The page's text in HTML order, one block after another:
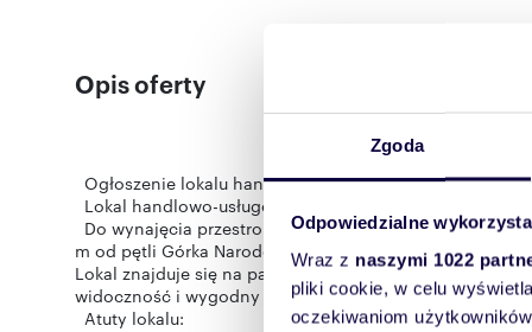
Zgoda
Odpowiedzialne
Wraz z naszymi 1022
pliki cookie, w celu
oczekiwaniom
Opis oferty
Ogłoszenie lokalu handlowo-usługowego do wynajęcia
Lokal handlowo-usługowy, 139 m² - ul. 29 Listopada
Do wynajęcia przestronny i nowoczesny lokal o
m od pętli Górka Narodowa .
Lokal znajduje się na parterze, posiada duże,
widoczność i wygodny dostęp dla klientów.
Atuty lokalu: